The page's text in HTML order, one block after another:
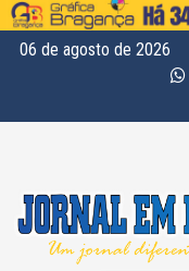
06 de agosto de 2026